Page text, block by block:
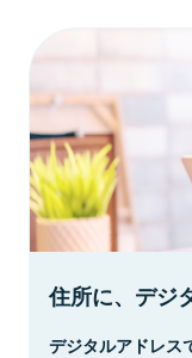
住所に、デジ
デジタルアドレス